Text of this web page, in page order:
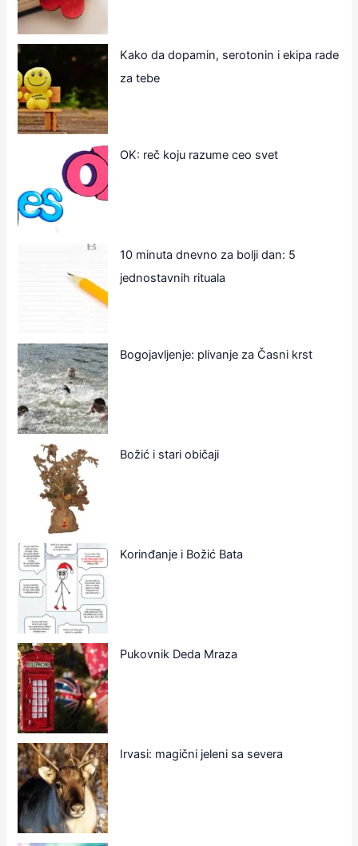
Kako da dopamin, serotonin i ekipa rade
za tebe
OK: reč koju razume ceo svet
10 minuta dnevno za bolji dan: 5
jednostavnih rituala
Bogojavljenje: plivanje za Časni krst
Božić i stari običaji
Korinđanje i Božić Bata
Pukovnik Deda Mraza
Irvasi: magični jeleni sa severa